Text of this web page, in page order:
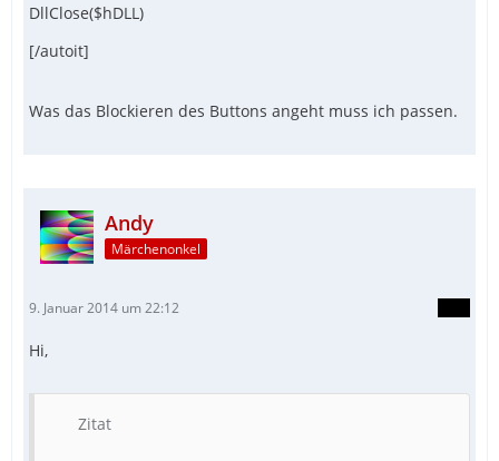
DllClose($hDLL)
[/autoit]
Was das Blockieren des Buttons angeht muss ich passen.
Andy
Märchenonkel
9. Januar 2014 um 22:12
Hi,
Zitat